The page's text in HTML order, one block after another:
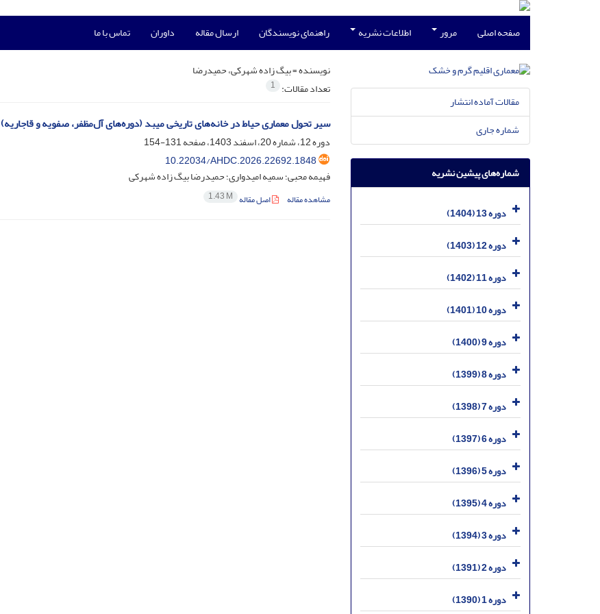
صفحه اصلی مرور اطلاعات نشریه راهنمای نویسندگان ارسال مقاله داوران تماس با ما
نویسنده =بیگ زاده شهرکی، حمیدرضا
تعداد مقالات: 1
سیر تحول معماری حیاط در خانه‌های تاریخی میبد (دوره‌های آل‌مظفر، صفویه و قاجاریه)
دوره 12، شماره 20، اسفند 1403، صفحه
131-154
10.22034/AHDC.2026.22692.1848
فهیمه محبی؛ سمیه امیدواری؛ حمیدرضا بیگ زاده شهرکی
مشاهده مقاله اصل مقاله 1.43 M
مقالات آماده انتشار
شماره جاری
شماره‌های پیشین نشریه
دوره 13 (1404)
دوره 12 (1403)
دوره 11 (1402)
دوره 10 (1401)
دوره 9 (1400)
دوره 8 (1399)
دوره 7 (1398)
دوره 6 (1397)
دوره 5 (1396)
دوره 4 (1395)
دوره 3 (1394)
دوره 2 (1391)
دوره 1 (1390)